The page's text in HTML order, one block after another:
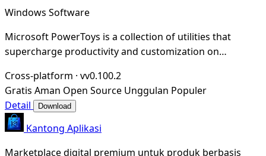
Windows Software
Microsoft PowerToys is a collection of utilities that
supercharge productivity and customization on
Cross-platform · vv0.100.2
Gratis Aman Open Source Unggulan Populer
Detail
Download
Kantong Aplikasi
Marketplace digital premium untuk produk berbasis